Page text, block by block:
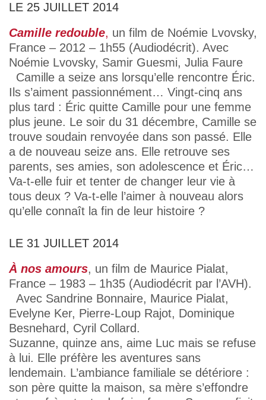
LE 25 JUILLET 2014
Camille redouble, un film de Noémie Lvovsky,
France – 2012 – 1h55 (Audiodécrit). Avec
Noémie Lvovsky, Samir Guesmi, Julia Faure
Camille a seize ans lorsqu’elle rencontre Éric.
Ils s’aiment passionnément… Vingt-cinq ans
plus tard : Éric quitte Camille pour une femme
plus jeune. Le soir du 31 décembre, Camille se
trouve soudain renvoyée dans son passé. Elle
a de nouveau seize ans. Elle retrouve ses
parents, ses amies, son adolescence et Éric…
Va-t-elle fuir et tenter de changer leur vie à
tous deux ? Va-t-elle l’aimer à nouveau alors
qu’elle connaît la fin de leur histoire ?
LE 31 JUILLET 2014
À nos amours, un film de Maurice Pialat,
France – 1983 – 1h35 (Audiodécrit par l’AVH).
Avec Sandrine Bonnaire, Maurice Pialat,
Evelyne Ker, Pierre-Loup Rajot, Dominique
Besnehard, Cyril Collard.
Suzanne, quinze ans, aime Luc mais se refuse
à lui. Elle préfère les aventures sans
lendemain. L’ambiance familiale se détériore :
son père quitte la maison, sa mère s’effondre